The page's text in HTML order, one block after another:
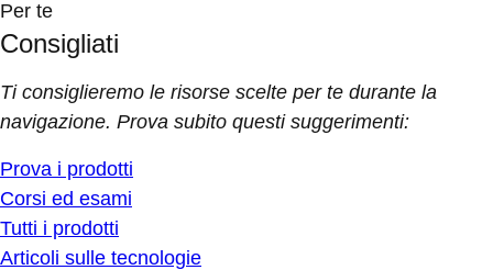
Per te
Consigliati
Ti consiglieremo le risorse scelte per te durante la
navigazione. Prova subito questi suggerimenti:
Prova i prodotti
Corsi ed esami
Tutti i prodotti
Articoli sulle tecnologie